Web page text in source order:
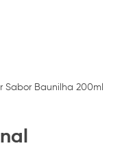
Sabor Baunilha 200ml